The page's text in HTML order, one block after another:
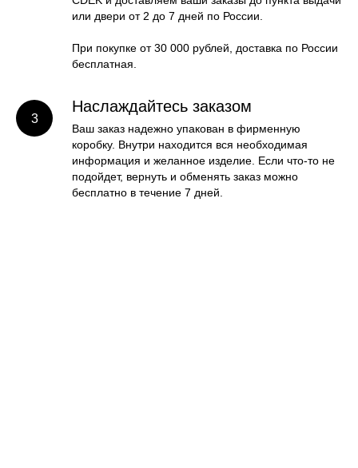
или двери от 2 до 7 дней по России.
При покупке от 30 000 рублей, доставка по России
бесплатная.
Наслаждайтесь заказом
Ваш заказ надежно упакован в фирменную
коробку. Внутри находится вся необходимая
информация и желанное изделие. Если что-то не
подойдет, вернуть и обменять заказ можно
бесплатно в течение 7 дней.